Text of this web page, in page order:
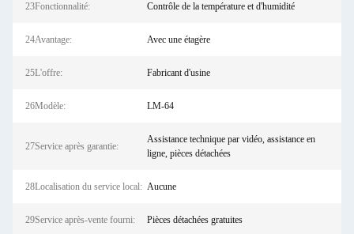
23Fonctionnalité: Contrôle de la température et d'humidité
24Avantage: Avec une étagère
25L'offre: Fabricant d'usine
26Modèle: LM-64
27Service après garantie:
Assistance technique par vidéo, assistance en
ligne, pièces détachées
28Localisation du service local: Aucune
29Service après-vente fourni: Pièces détachées gratuites